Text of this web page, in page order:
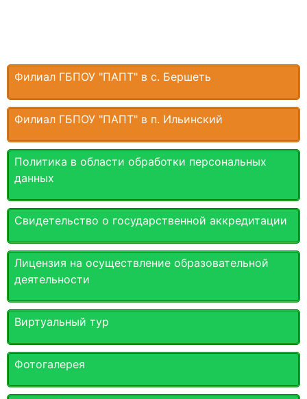
Филиал ГБПОУ "ПАПТ" в с. Бершеть
Филиал ГБПОУ "ПАПТ" в п. Ильинский
Политика в области обработки персональных
данных
Свидетельство о государственной аккредитации
Лицензия на осуществление образовательной
деятельности
Виртуальный тур
Фотогалерея